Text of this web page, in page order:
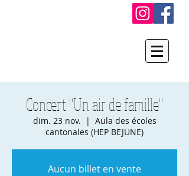
Concert "Un air de famille"
dim. 23 nov.
  |
Aula des écoles
cantonales (HEP BEJUNE)
Aucun billet en vente